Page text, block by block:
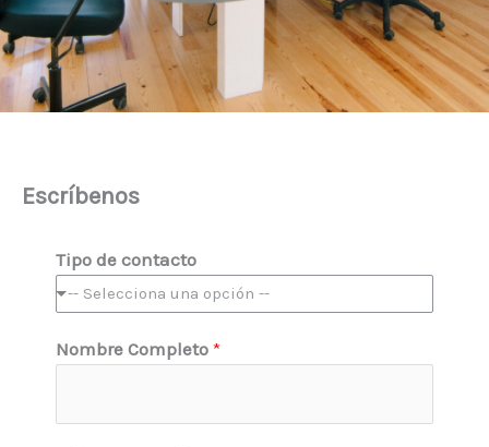
Escríbenos
Tipo de contacto
-- Selecciona una opción --
Nombre Completo *